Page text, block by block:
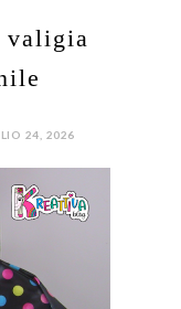
valigia
24, 2026